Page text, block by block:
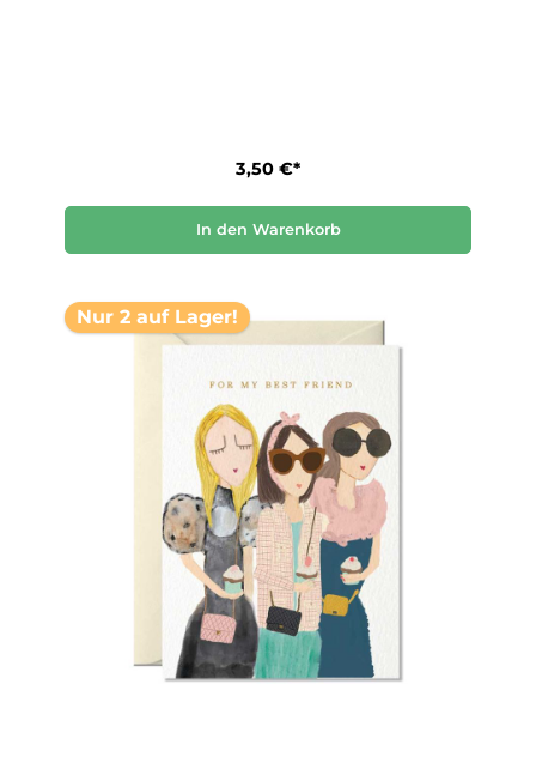
3,50 €*
In den Warenkorb
Nur 2 auf Lager!